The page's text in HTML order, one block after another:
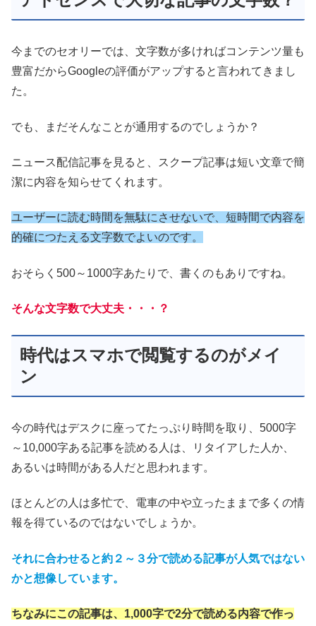
今までのセオリーでは、文字数が多ければコンテンツ量も
豊富だからGoogleの評価がアップすると言われてきまし
た。
でも、まだそんなことが通用するのでしょうか？
ニュース配信記事を見ると、スクープ記事は短い文章で簡
潔に内容を知らせてくれます。
ユーザーに読む時間を無駄にさせないで、短時間で内容を
的確につたえる文字数でよいのです。
おそらく500～1000字あたりで、書くのもありですね。
そんな文字数で大丈夫・・・？
時代はスマホで閲覧するのがメイ
ン
今の時代はデスクに座ってたっぷり時間を取り、5000字
～10,000字ある記事を読める人は、リタイアした人か、
あるいは時間がある人だと思われます。
ほとんどの人は多忙で、電車の中や立ったままで多くの情
報を得ているのではないでしょうか。
それに合わせると約２～３分で読める記事が人気ではない
かと想像しています。
ちなみにこの記事は、1,000字で2分で読める内容で作っ